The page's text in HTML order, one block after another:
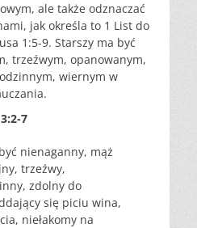
ale także odznaczać
jak określa to 1 List do
1:5-9. Starszy ma być
trzeźwym, opanowanym,
wiernym w
7
nienaganny, mąż
trzeźwy,
zdolny do
się piciu wina,
niełakomy na